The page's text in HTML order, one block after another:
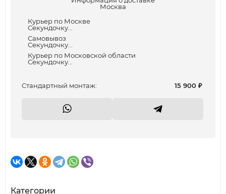
Москва
Курьер по Москве
Секундочку...
Самовывоз
Секундочку...
Курьер по Московской области
Секундочку...
Cтандартный монтаж: 15 900 ₽
Категории